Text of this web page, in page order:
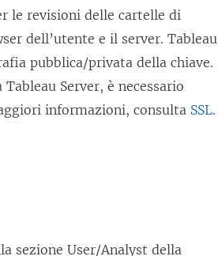
le revisioni delle cartelle di
dell’utente e il server.Tableau
pubblica/privata della chiave.
Tableau Server, è necessario
informazioni, consulta SSL.
sezione User/Analyst della